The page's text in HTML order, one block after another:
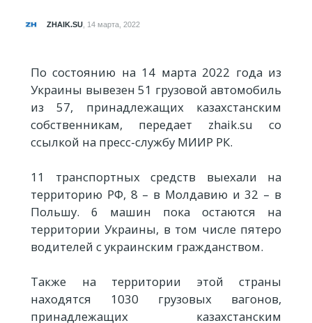
ZHAIK.SU 14 марта, 2022
По состоянию на 14 марта 2022 года из
Украины вывезен 51 грузовой автомобиль
из 57, принадлежащих казахстанским
собственникам, передает zhaik.su со
ссылкой на пресс-службу МИИР РК.
11 транспортных средств выехали на
территорию РФ, 8 – в Молдавию и 32 – в
Польшу. 6 машин пока остаются на
территории Украины, в том числе пятеро
водителей с украинским гражданством.
Также на территории этой страны
находятся 1030 грузовых вагонов,
принадлежащих казахстанским